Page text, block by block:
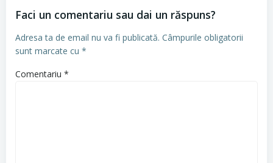
Faci un comentariu sau dai un răspuns?
Adresa ta de email nu va fi publicată. Câmpurile obligatorii
sunt marcate cu *
Comentariu *